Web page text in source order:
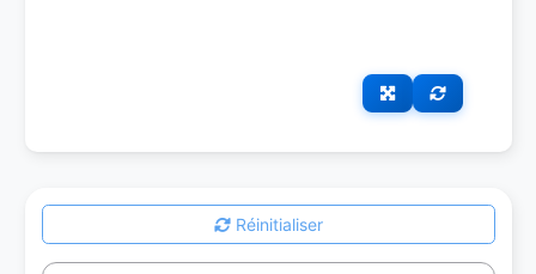
Réinitialiser